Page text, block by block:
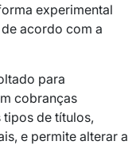
experimental
acordo com a
para
cobranças
de títulos,
e permite alterar a